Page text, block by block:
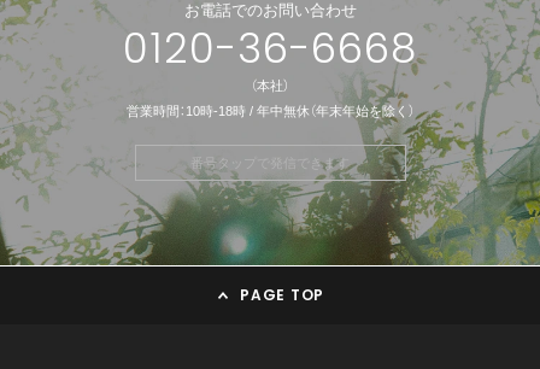
お電話でのお問い合わせ
0120-36-6668
（本社）
営業時間：10時-18時 / 年中無休（年末年始を除く）
番号タップで発信できます
PAGE TOP